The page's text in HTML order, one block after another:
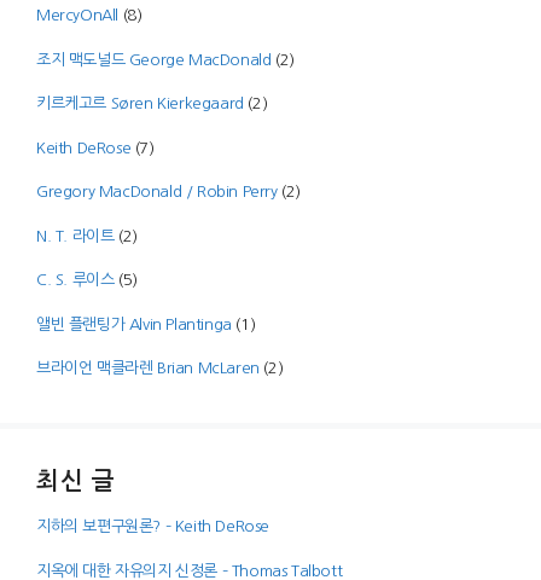
MercyOnAll (8)
조지 맥도널드 George MacDonald (2)
키르케고르 Søren Kierkegaard (2)
Keith DeRose (7)
Gregory MacDonald / Robin Perry(2)
N. T. 라이트(2)
C. S. 루이스(5)
앨빈 플랜팅가 Alvin Plantinga (1)
브라이언 맥클라렌 Brian McLaren (2)
최신 글
지하의 보편구원론? – Keith DeRose
지옥에 대한 자유의지 신정론 – Thomas Talbott